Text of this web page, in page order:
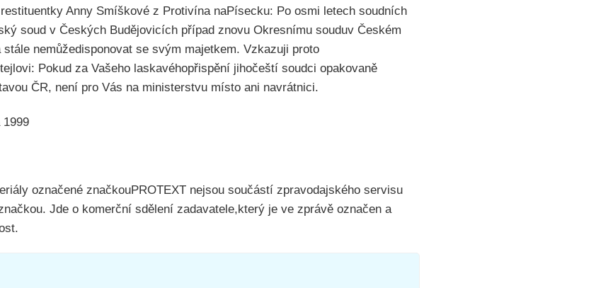
Anny Smíškové z Protivína naPísecku: Po osmi letech soudních
soud v Českých Budějovicích případ znovu Okresnímu souduv Českém
nemůžedisponovat se svým majetkem. Vzkazuji proto
Pokud za Vašeho laskavéhopřispění jihočeští soudci opakovaně
ČR, není pro Vás na ministerstvu místo ani navrátnici.
označené značkouPROTEXT nejsou součástí zpravodajského servisu
Jde o komerční sdělení zadavatele,který je ve zprávě označen a